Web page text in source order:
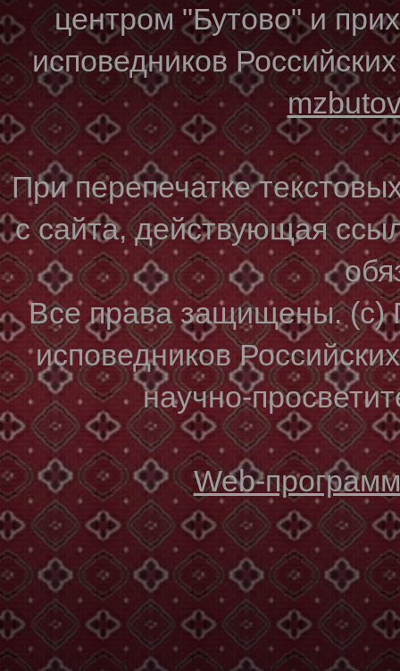
центром "Бутово" и
исповедников
При перепечатке
с сайта, действующая
Все права защищены. (с)
исповедников
научно-
Web-